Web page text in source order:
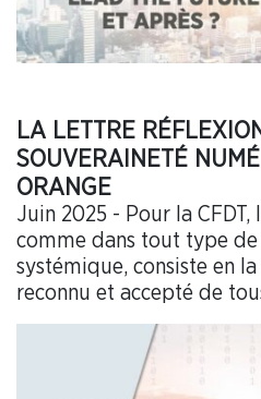
LA LETTRE
SOUVERAINETÉ
ORANGE
Juin 2025 - Pour la
comme dans tout type
systémique, consiste en
reconnu et accepté de